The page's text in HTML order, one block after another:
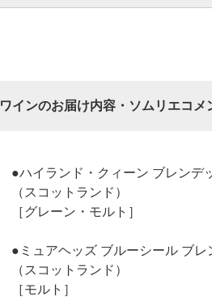
ワインのお届け内容・ソムリエコメ
●ハイランド・クィーン ブレンデ
（スコットランド）
［グレーン・モルト］
●ミュアヘッズ ブルーシール ブレ
（スコットランド）
［モルト］